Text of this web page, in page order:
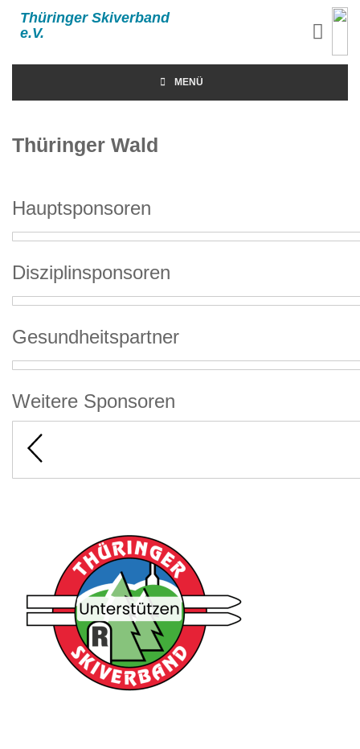
Thüringer Skiverband
e.V.
MENÜ
Thüringer Wald
Hauptsponsoren
Disziplinsponsoren
Gesundheitspartner
Weitere Sponsoren